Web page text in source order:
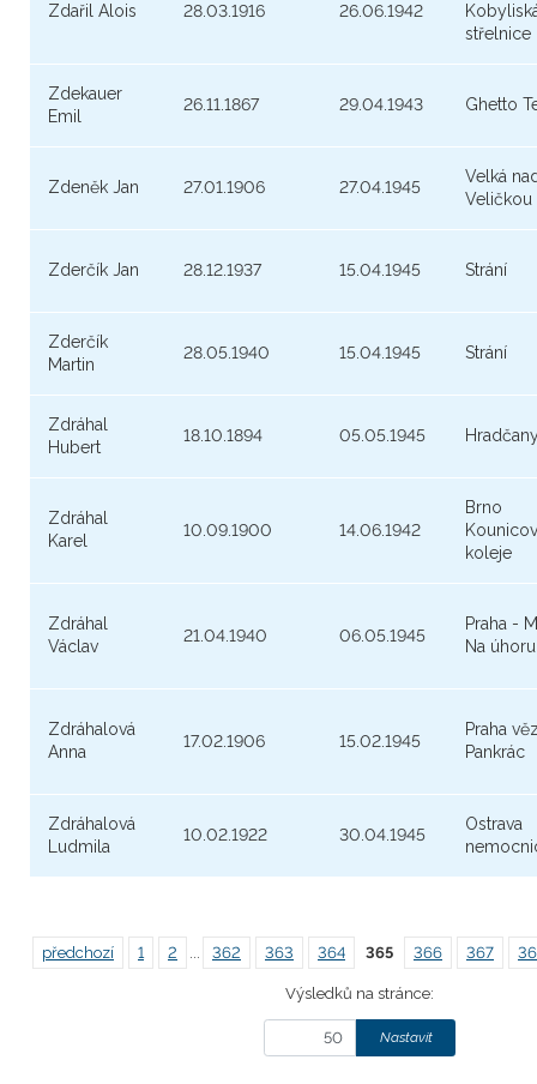
Zdařil Alois 28.03.1916 26.06.1942
střelnice
Zdekauer
Emil
26.11.1867 29.04.1943 Ghetto
Zdeněk Jan 27.01.1906 27.04.1945
Velká
Veličkou
Zderčík Jan 28.12.1937 15.04.1945 Strání
Zderčík
Martin
28.05.1940 15.04.1945 Strání
Zdráhal
Hubert
18.10.1894 05.05.1945
Zdráhal
Karel
10.09.1900 14.06.1942
Brno
koleje
Zdráhal
Václav
21.04.1940 06.05.1945
Praha -
Na
Zdráhalová
Anna
17.02.1906 15.02.1945
Praha
Pankrác
Zdráhalová
Ludmila
10.02.1922 30.04.1945
Ostrava
předchozí 1 2 ... 362 363 364 365 366 367
Výsledků na stránce: